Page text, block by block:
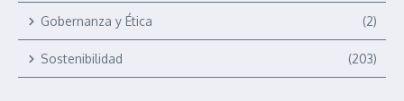
Gobernanza y Ética (2)
Sostenibilidad (203)